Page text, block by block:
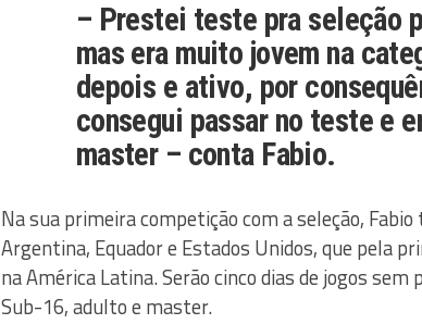
– Prestei teste pra seleção
mas era muito jovem na
depois e ativo, por
consegui passar no teste e
master – conta Fabio.
Na sua primeira competição com a seleção,
Argentina, Equador e Estados Unidos, que pela
na América Latina. Serão cinco dias de jogos
Sub-16, adulto e master.